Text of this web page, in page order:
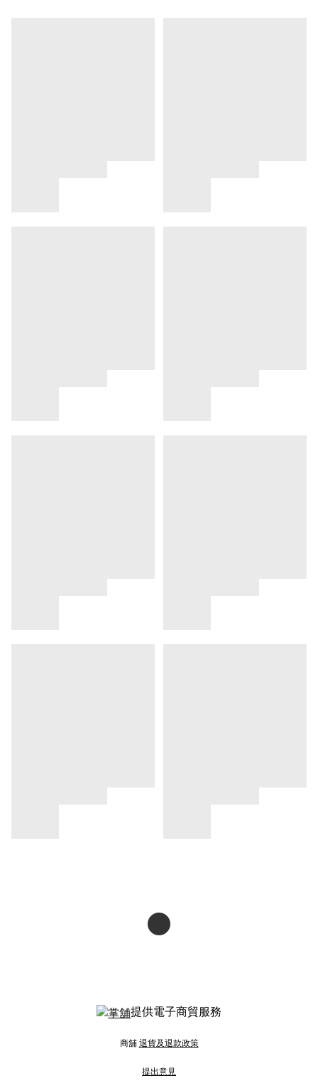
提供電子商貿服務
商舖 退貨及退款政策
提出意見